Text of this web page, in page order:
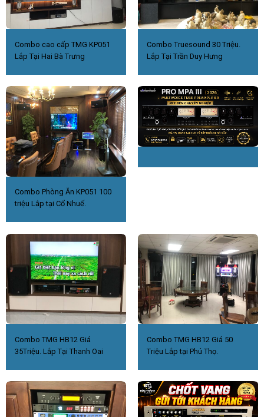
Combo cao cấp TMG KP051
Lắp Tại Hai Bà Trưng
Combo Truesound 30 Triệu.
Lắp Tại Trần Duy Hưng
Combo Phòng Ăn KP051 100
triệu Lắp tại Cổ Nhuế.
Combo TMG HB12 Giá
35Triệu. Lắp Tại Thanh Oai
Combo TMG HB12 Giá 50
Triệu Lắp tại Phú Thọ.